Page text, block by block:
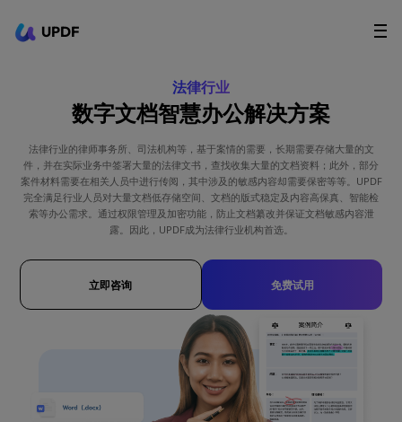
UPDF
AI Agents
政企采购
用户指南
升级会员
法律行业
数字文档智慧办公解决方案
法律行业的律师事务所、司法机构等，基于案情的需要，长期需要存储大量的文
件，并在实际业务中签署大量的法律文书，查找收集大量的文档资料；此外，部分
案件材料需要在相关人员中进行传阅，其中涉及的敏感内容却需要保密等等。UPDF
完全满足行业人员对大量文档低存储空间、文档的版式稳定及内容高保真、智能检
索等办公需求。通过权限管理及加密功能，防止文档纂改并保证文档敏感内容泄
露。因此，UPDF成为法律行业机构首选。
立即咨询 免费试用